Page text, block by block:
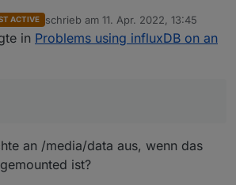
chown -R UserNameOfSudo:users
nicht wieder zu spät, also erst nachdem
ACTIVE schrieb am 11. Apr. 2022, 13:45
zuletzt editiert von
in Problems using influxDB on an
an /media/data aus, wenn das
ist?